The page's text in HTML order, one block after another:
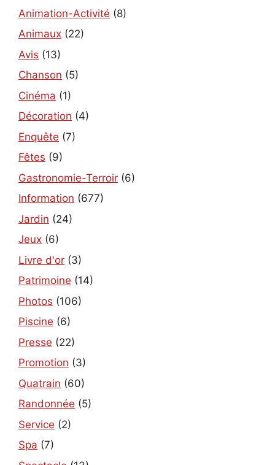
Animation-Activité (8)
Animaux (22)
Avis (13)
Chanson (5)
Cinéma (1)
Décoration (4)
Enquête (7)
Fêtes (9)
Gastronomie-Terroir (6)
Information (677)
Jardin (24)
Jeux (6)
Livre d'or (3)
Patrimoine (14)
Photos (106)
Piscine (6)
Presse (22)
Promotion (3)
Quatrain (60)
Randonnée (5)
Service (2)
Spa (7)